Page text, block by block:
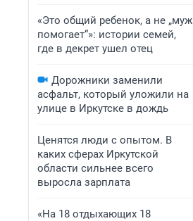
«Это общий ребенок, а не „муж
помогает“»: истории семей,
где в декрет ушел отец
Дорожники заменили
асфальт, который уложили на
улице в Иркутске в дождь
Ценятся люди с опытом. В
каких сферах Иркутской
области сильнее всего
выросла зарплата
«На 18 отдыхающих 18